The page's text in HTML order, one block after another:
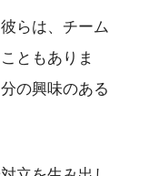
らは、チーム
ともありま
の興味のある